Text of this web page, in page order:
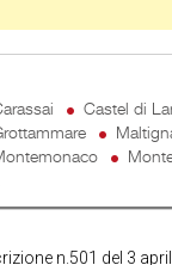
Castel di
n.501 del 3